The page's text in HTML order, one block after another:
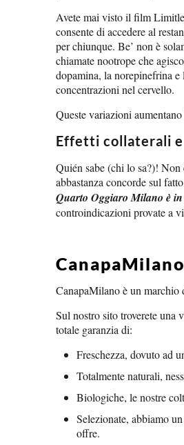
Avete mai visto il film
consente di accedere al
per chiunque. Be’ non è
chiamate nootrope che
dopamina, la norepinefrina
concentrazioni nel cervello.
Queste variazioni
Effetti collaterali e
Quién sabe (chi lo sa?)!
abbastanza concorde sul
Quarto Oggiaro Milano è
controindicazioni provate a
CanapaMilano è un
Sul nostro sito troverete una
totale garanzia di:
Freschezza, dovuto ad
Totalmente naturali,
Biologiche, le nostre
Selezionate, abbiamo
offre.